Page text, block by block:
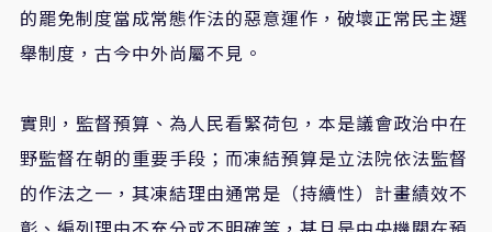
的罷免制度當成常態作法的惡意運作，破壞正常民主選
舉制度，古今中外尚屬不見。
實則，監督預算、為人民看緊荷包，本是議會政治中在
野監督在朝的重要手段；而凍結預算是立法院依法監督
的作法之一，其凍結理由通常是（持續性）計畫績效不